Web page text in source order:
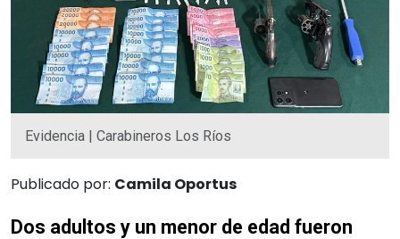
Evidencia | Carabineros Los Ríos
Publicado por: Camila Oportus
Dos adultos y un menor de edad fueron